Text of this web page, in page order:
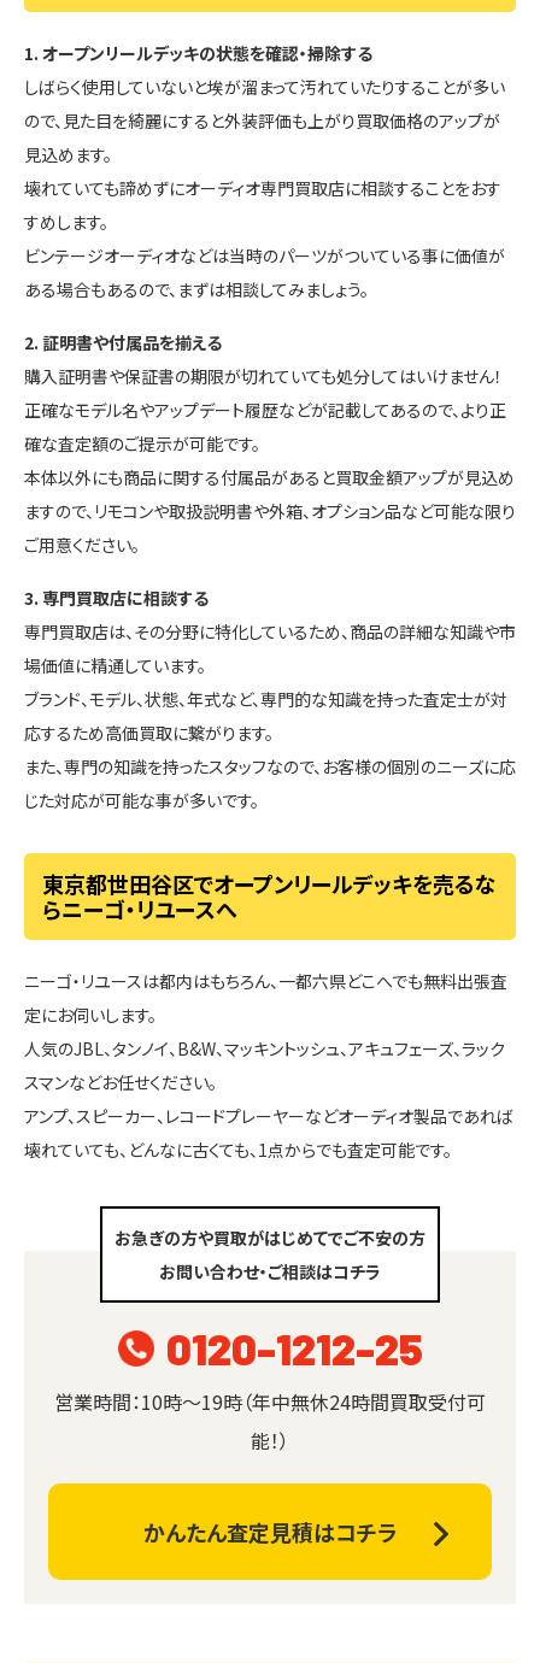
1. オープンリールデッキの状態を確認・掃除する
しばらく使用していないと埃が溜まって汚れていたりすることが多い
ので、見た目を綺麗にすると外装評価も上がり買取価格のアップが
見込めます。
壊れていても諦めずにオーディオ専門買取店に相談することをおす
すめします。
ビンテージオーディオなどは当時のパーツがついている事に価値が
ある場合もあるので、まずは相談してみましょう。
2. 証明書や付属品を揃える
購入証明書や保証書の期限が切れていても処分してはいけません！
正確なモデル名やアップデート履歴などが記載してあるので、より正
確な査定額のご提示が可能です。
本体以外にも商品に関する付属品があると買取金額アップが見込め
ますので、リモコンや取扱説明書や外箱、オプション品など可能な限り
ご用意ください。
3. 専門買取店に相談する
専門買取店は、その分野に特化しているため、商品の詳細な知識や市
場価値に精通しています。
ブランド、モデル、状態、年式など、専門的な知識を持った査定士が対
応するため高価買取に繋がります。
また、専門の知識を持ったスタッフなので、お客様の個別のニーズに応
じた対応が可能な事が多いです。
東京都世田谷区でオープンリールデッキを売るな
らニーゴ・リユースへ
ニーゴ・リユースは都内はもちろん、一都六県どこへでも無料出張査
定にお伺いします。
人気のJBL、タンノイ、B&W、マッキントッシュ、アキュフェーズ、ラック
スマンなどお任せください。
アンプ、スピーカー、レコードプレーヤーなどオーディオ製品であれば
壊れていても、どんなに古くても、1点からでも査定可能です。
お急ぎの方や買取がはじめてでご不安の方
お問い合わせ・ご相談はコチラ
0120-1212-25
営業時間：10時～19時（年中無休24時間買取受付可
能！）
かんたん査定見積はコチラ